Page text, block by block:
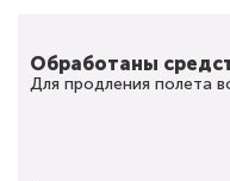
Обработаны
Для продления полета